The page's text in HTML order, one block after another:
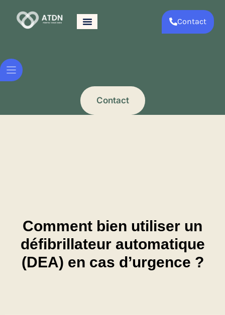
Contact
Contact
Comment bien utiliser un
défibrillateur automatique
(DEA) en cas d’urgence ?